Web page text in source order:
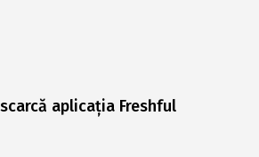
aplicația Freshful